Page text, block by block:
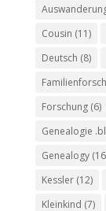
Cousin (11)
Deutsch (8)
Forschung(6)
Genealogie
Genealogy
Kessler(12)
Kleinkind (7)